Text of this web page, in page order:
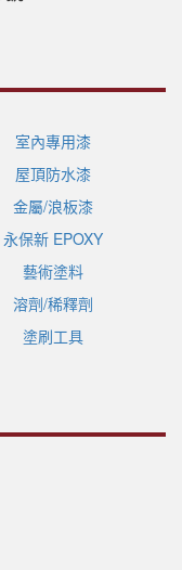
室內專用漆
屋頂防水漆
金屬/浪板漆
永保新 EPOXY
藝術塗料
溶劑/稀釋劑
塗刷工具